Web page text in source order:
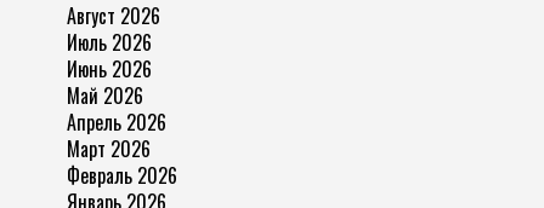
Август 2026
Июль 2026
Июнь 2026
Май 2026
Апрель 2026
Март 2026
Февраль 2026
Январь 2026